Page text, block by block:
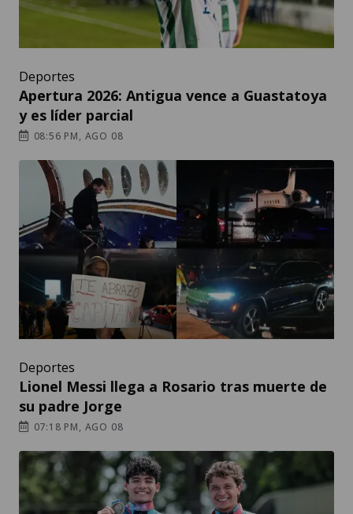
Deportes
Apertura 2026: Antigua vence a Guastatoya
y es líder parcial
08:56 PM, AGO 08
Deportes
Lionel Messi llega a Rosario tras muerte de
su padre Jorge
07:18 PM, AGO 08